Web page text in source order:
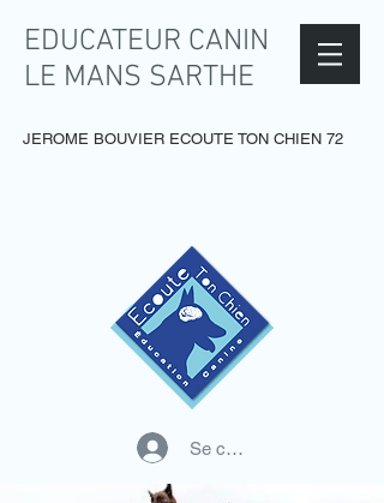
EDUCATEUR CANIN
LE MANS SARTHE
JEROME BOUVIER ECOUTE TON CHIEN 72
Se connecter